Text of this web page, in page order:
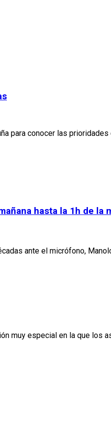
para conocer las
hasta la 1h de
ante el micrófono,
muy especial en la que los